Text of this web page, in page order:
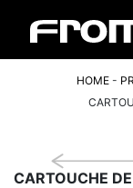
HOME -
CARTOUCHE